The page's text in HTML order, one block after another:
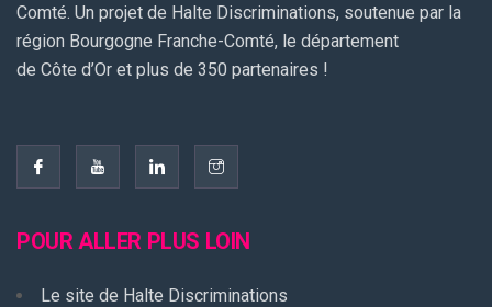
Comté. Un projet de Halte Discriminations, soutenue par la
région Bourgogne Franche-Comté, le département
de Côte d’Or et plus de 350 partenaires !
POUR ALLER PLUS LOIN
Le site de Halte Discriminations